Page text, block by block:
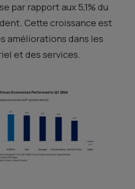
par rapport aux 5,1% du
Cette croissance est
améliorations dans les
et des services.